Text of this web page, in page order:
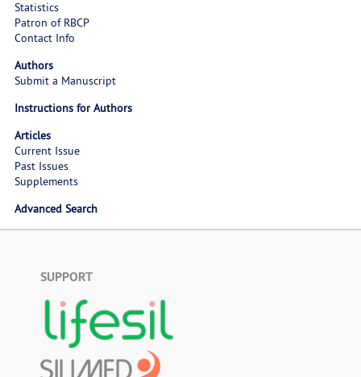
Statistics
Patron of RBCP
Contact Info
Authors
Submit a Manuscript
Instructions for Authors
Articles
Current Issue
Past Issues
Supplements
Advanced Search
SUPPORT